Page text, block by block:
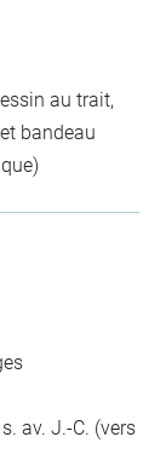
au trait,
bandeau
av. J.-C. (vers